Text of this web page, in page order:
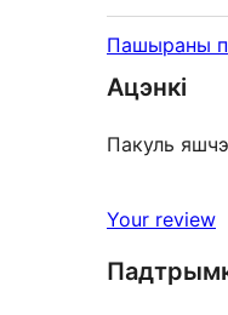
Пашыраны
Ацэнкі
Пакуль
Your review